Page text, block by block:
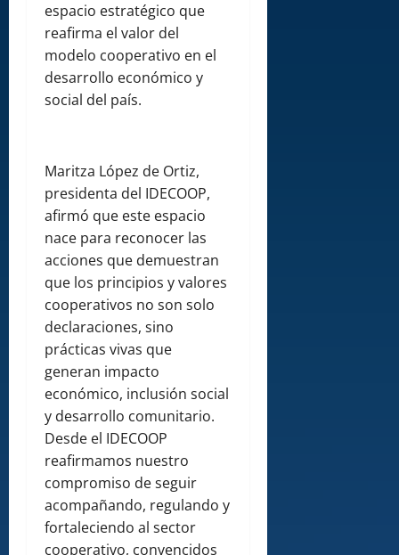
espacio estratégico que
reafirma el valor del
modelo cooperativo en el
desarrollo económico y
social del país.
Maritza López de Ortiz,
presidenta del IDECOOP,
afirmó que este espacio
nace para reconocer las
acciones que demuestran
que los principios y valores
cooperativos no son solo
declaraciones, sino
prácticas vivas que
generan impacto
económico, inclusión social
y desarrollo comunitario.
Desde el IDECOOP
reafirmamos nuestro
compromiso de seguir
acompañando, regulando y
fortaleciendo al sector
cooperativo, convencidos